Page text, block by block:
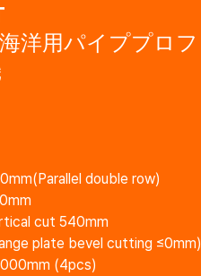
洋用パイププロフ
double row)
cut 540mm
plate bevel cutting ≤0mm)
(4pcs)